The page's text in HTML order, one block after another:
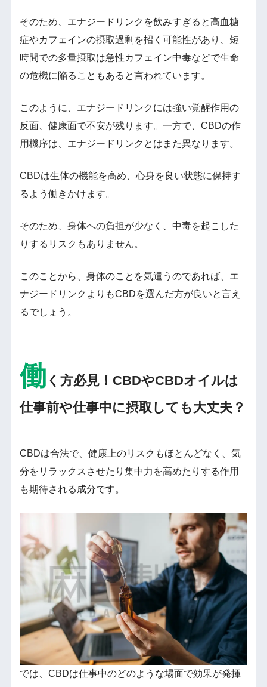
そのため、エナジードリンクを飲みすぎると高血糖
症やカフェインの摂取過剰を招く可能性があり、短
時間での多量摂取は急性カフェイン中毒などで生命
の危機に陥ることもあると言われています。
このように、エナジードリンクには強い覚醒作用の
反面、健康面で不安が残ります。一方で、CBDの作
用機序は、エナジードリンクとはまた異なります。
CBDは生体の機能を高め、心身を良い状態に保持す
るよう働きかけます。
そのため、身体への負担が少なく、中毒を起こした
りするリスクもありません。
このことから、身体のことを気遣うのであれば、エ
ナジードリンクよりもCBDを選んだ方が良いと言え
るでしょう。
働 く方必見！CBDやCBDオイルは
仕事前や仕事中に摂取しても大丈夫？
CBDは合法で、健康上のリスクもほとんどなく、気
分をリラックスさせたり集中力を高めたりする作用
も期待される成分です。
では、CBDは仕事中のどのような場面で効果が発揮